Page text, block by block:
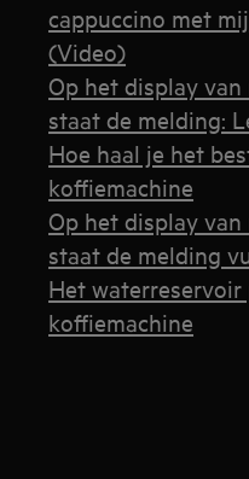
cappuccino met
(Video)
Op het display
staat de melding:
Hoe haal je het
koffiemachine
Op het display
staat de melding
Het
koffiemachine